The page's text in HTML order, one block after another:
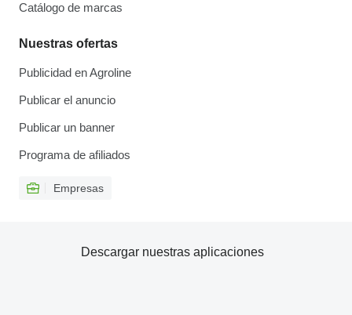
Catálogo de marcas
Nuestras ofertas
Publicidad en Agroline
Publicar el anuncio
Publicar un banner
Programa de afiliados
Empresas
Descargar nuestras aplicaciones